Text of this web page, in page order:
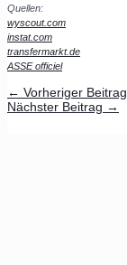
Quellen:
wyscout.com
instat.com
transfermarkt.de
ASSE officiel
← Vorheriger Beitrag
Nächster Beitrag →